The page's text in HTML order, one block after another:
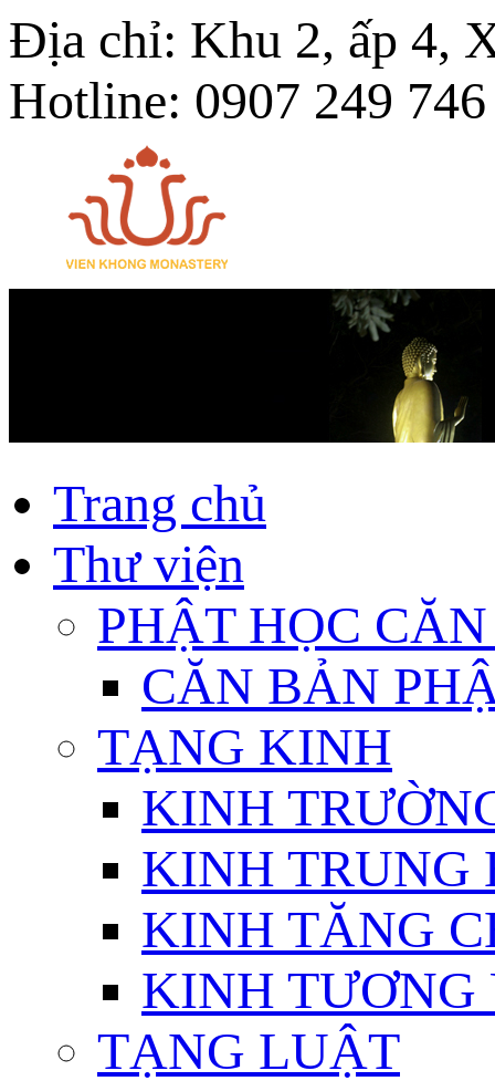
Địa chỉ: Khu 2, ấp 4,
Hotline: 0907 249 746
Trang chủ
Thư viện
PHẬT HỌC
CĂN BẢN
TẠNG KINH
KINH
KINH TRUNG
KINH TĂNG
KINH TƯƠNG
TẠNG LUẬT